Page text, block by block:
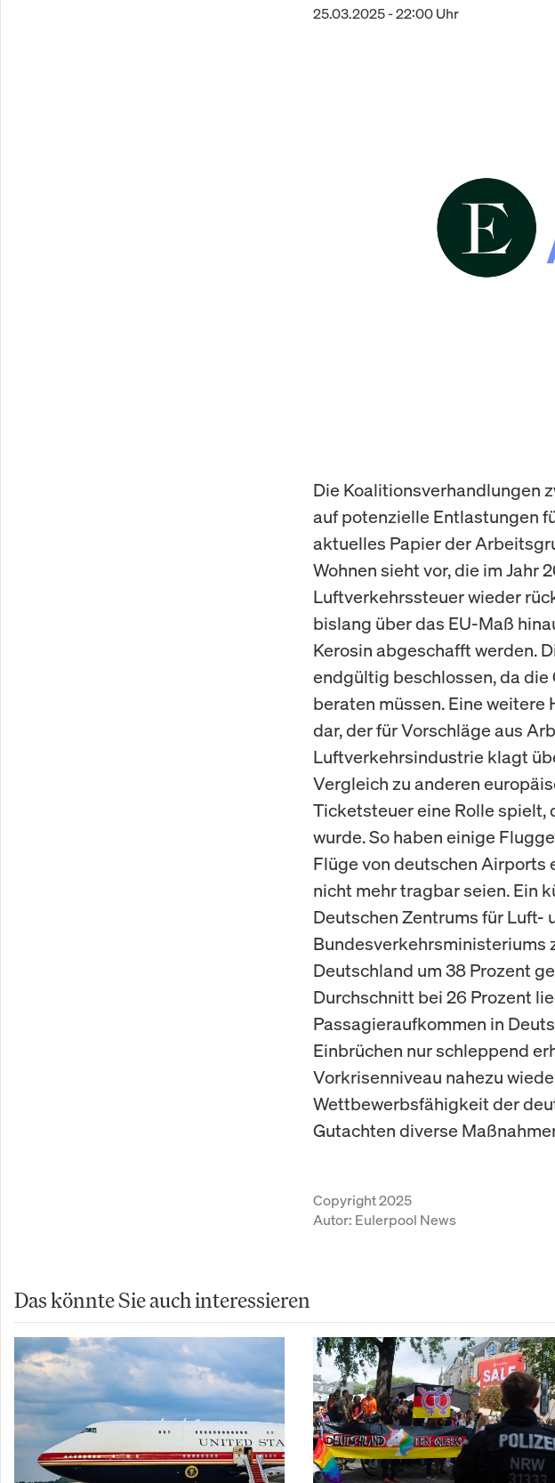
25.03.2025 - 22:00 Uhr
Die Koalitionsverhandlungen
auf potenzielle Entlastungen
aktuelles Papier der
Wohnen sieht vor, die im Jahr
Luftverkehrssteuer wieder
bislang über das EU-Maß
Kerosin abgeschafft werden.
endgültig beschlossen, da
beraten müssen. Eine
dar, der für Vorschläge aus
Luftverkehrsindustrie klagt
Vergleich zu anderen
Ticketsteuer eine Rolle spielt,
wurde. So haben einige
Flüge von deutschen
nicht mehr tragbar seien. Ein
Deutschen Zentrums für Luft-
Bundesverkehrsministeriums
Deutschland um 38 Prozent
Durchschnitt bei 26 Prozent
Passagieraufkommen in
Einbrüchen nur schleppend
Vorkrisenniveau nahezu
Wettbewerbsfähigkeit der
Gutachten diverse
Copyright 2025
Autor: Eulerpool News
Das könnte Sie auch interessieren